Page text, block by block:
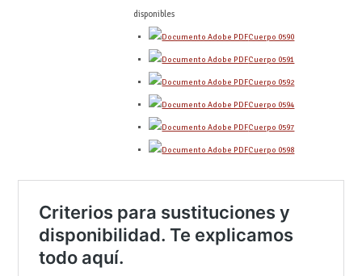
disponibles
Cuerpo 0590
Cuerpo 0591
Cuerpo 0592
Cuerpo 0594
Cuerpo 0597
Cuerpo 0598